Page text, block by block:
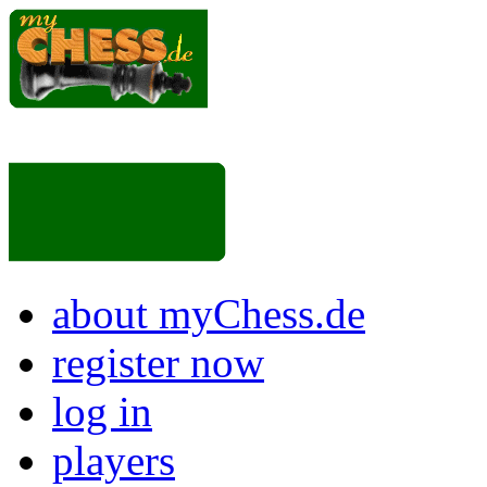
about myChess.de
register now
log in
players